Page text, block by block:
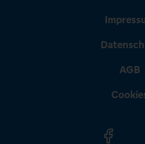
AGB